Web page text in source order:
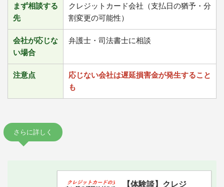
まず相談する
先
クレジットカード会社（支払日の猶予・分
割変更の可能性）
会社が応じな
い場合
弁護士・司法書士に相談
注意点
応じない会社は遅延損害金が発生すること
も
さらに詳しく
【体験談】クレジ